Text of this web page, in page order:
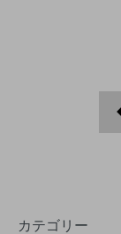
カテゴリー